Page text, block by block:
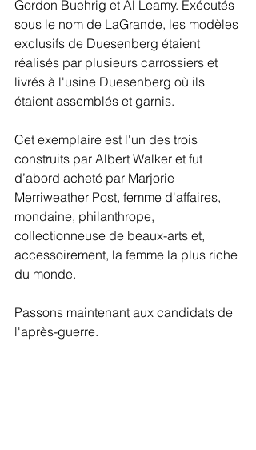
Gordon Buehrig et Al Leamy. Exécutés
sous le nom de LaGrande, les modèles
exclusifs de Duesenberg étaient
réalisés par plusieurs carrossiers et
livrés à l'usine Duesenberg où ils
étaient assemblés et garnis.
Cet exemplaire est l'un des trois
construits par Albert Walker et fut
d’abord acheté par Marjorie
Merriweather Post, femme d'affaires,
mondaine, philanthrope,
collectionneuse de beaux-arts et,
accessoirement, la femme la plus riche
du monde.
Passons maintenant aux candidats de
l'après-guerre.